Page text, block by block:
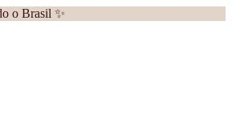
o Brasil ✨